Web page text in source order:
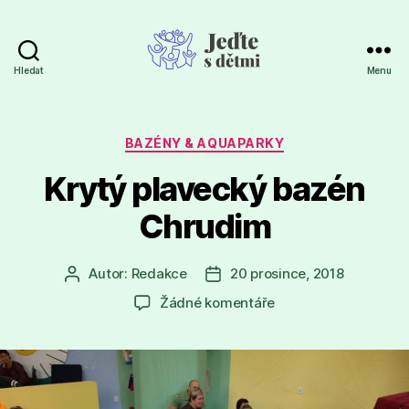
Hledat Menu
Rubriky
BAZÉNY & AQUAPARKY
Krytý plavecký bazén
Chrudim
Autor
příspěvku
Autor: Redakce
Datum
příspěvku
20 prosince, 2018
Žádné komentářeu